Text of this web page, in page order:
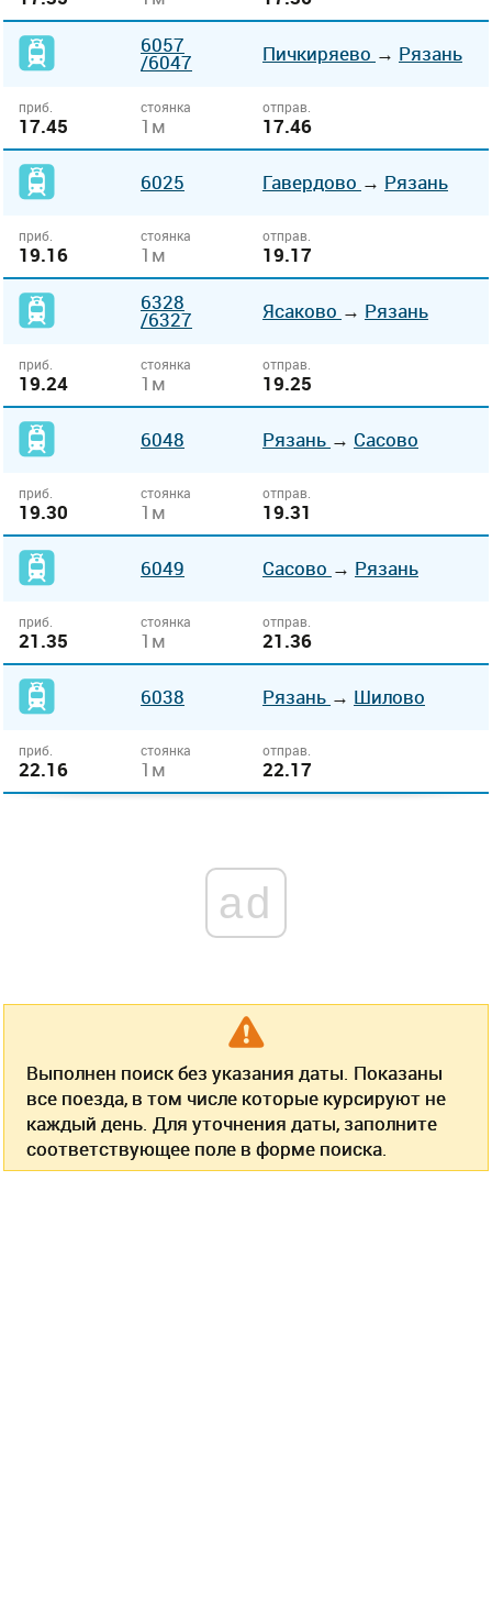
6057
/6047 Пичкиряево → Рязань
приб.
17.45
стоянка
1м
отправ.
17.46
6025 Гавердово → Рязань
приб.
19.16
стоянка
1м
отправ.
19.17
6328
/6327 Ясаково → Рязань
приб.
19.24
стоянка
1м
отправ.
19.25
6048 Рязань → Сасово
приб.
19.30
стоянка
1м
отправ.
19.31
6049 Сасово → Рязань
приб.
21.35
стоянка
1м
отправ.
21.36
6038 Рязань → Шилово
приб.
22.16
стоянка
1м
отправ.
22.17
ad
Выполнен поиск без указания даты. Показаны
все поезда, в том числе которые курсируют не
каждый день. Для уточнения даты, заполните
соответствующее поле в форме поиска.